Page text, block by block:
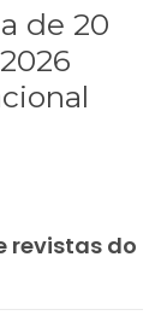
de 20
revistas do